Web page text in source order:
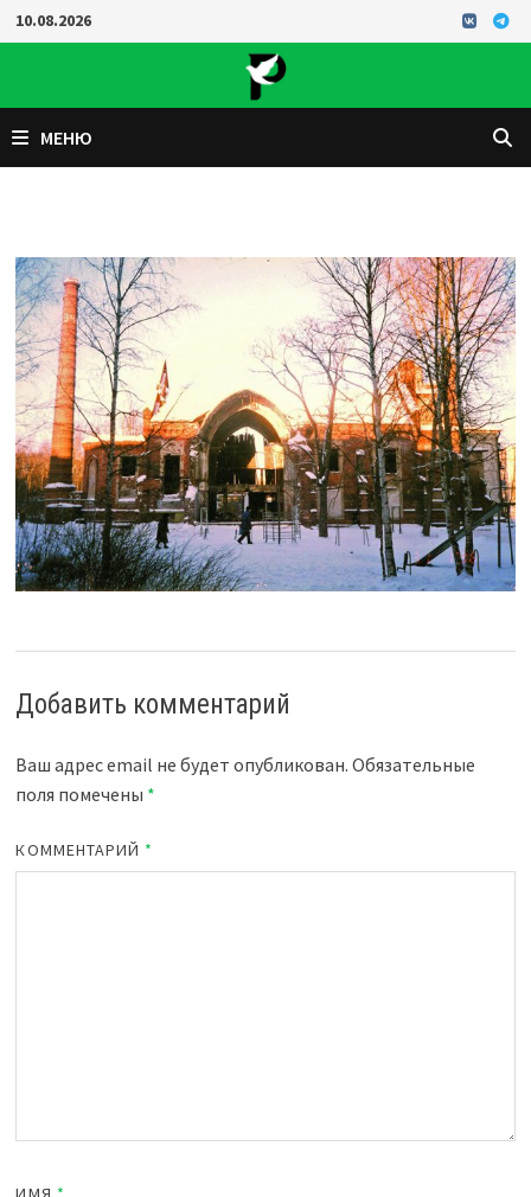
Перейти
к
10.08.2026
МЕНЮ
Добавить комментарий
Ваш адрес email не будет опубликован. Обязательные
поля помечены *
КОММЕНТАРИЙ *